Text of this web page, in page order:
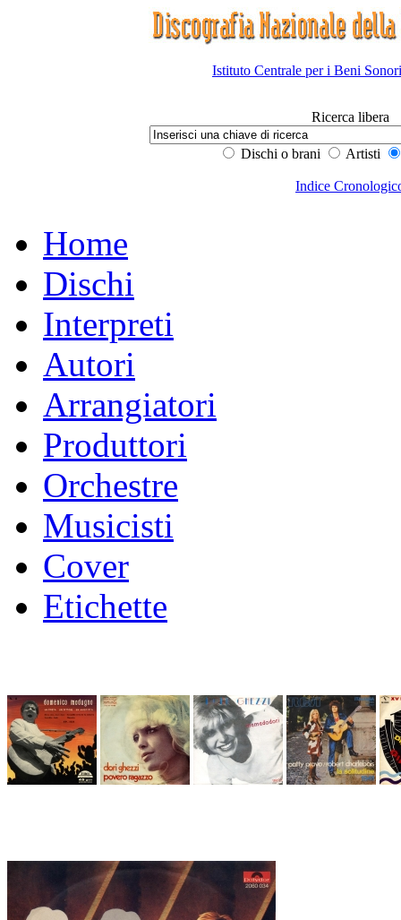
Istituto Centrale per i Beni
Ricerca libera
Dischi o brani Artisti
Indice
Home
Dischi
Interpreti
Autori
Arrangiatori
Produttori
Orchestre
Musicisti
Cover
Etichette